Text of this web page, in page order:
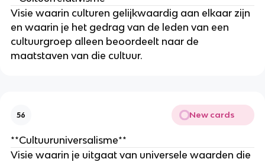
Visie waarin culturen gelijkwaardig aan elkaar zijn
en waarin je het gedrag van de leden van een
cultuurgroep alleen beoordeelt naar de
maatstaven van die cultuur.
56 New cards
**Cultuuruniversalisme**
Visie waarin je uitgaat van universele waarden die